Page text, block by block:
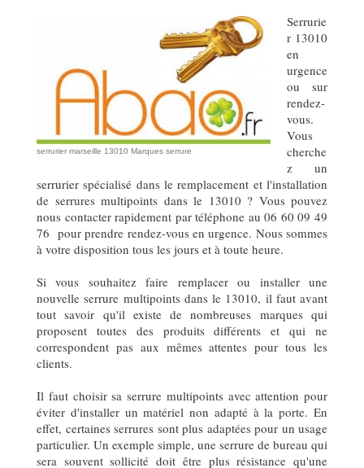
serrurier marseille 13010 Marques serrure
Serrurie
r 13010
en
urgence
ou sur
rendez-
vous.
Vous
cherche
z un
serrurier spécialisé dans le remplacement et l'installation
de serrures multipoints dans le 13010 ? Vous pouvez
nous contacter rapidement par téléphone au 06 60 09 49
76 pour prendre rendez-vous en urgence. Nous sommes
à votre disposition tous les jours et à toute heure.
Si vous souhaitez faire remplacer ou installer une
nouvelle serrure multipoints dans le 13010, il faut avant
tout savoir qu'il existe de nombreuses marques qui
proposent toutes des produits différents et qui ne
correspondent pas aux mêmes attentes pour tous les
clients.
Il faut choisir sa serrure multipoints avec attention pour
éviter d'installer un matériel non adapté à la porte. En
effet, certaines serrures sont plus adaptées pour un usage
particulier. Un exemple simple, une serrure de bureau qui
sera souvent sollicité doit être plus résistance qu'une